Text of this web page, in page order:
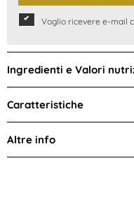
Voglio ricevere e-mail
Ingredienti e Valori
Caratteristiche
Altre info